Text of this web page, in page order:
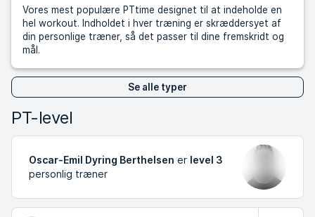
Vores mest populære PTtime designet til at indeholde en
hel workout. Indholdet i hver træning er skræddersyet af
din personlige træner, så det passer til dine fremskridt og
mål.
Se alle typer
PT-level
Oscar-Emil Dyring Berthelsen er level 3
personlig træner